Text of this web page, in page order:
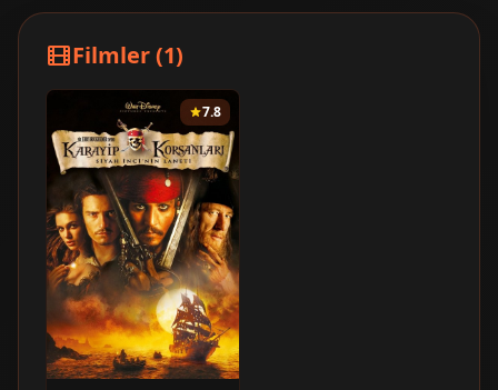
Filmler (1)
7.8